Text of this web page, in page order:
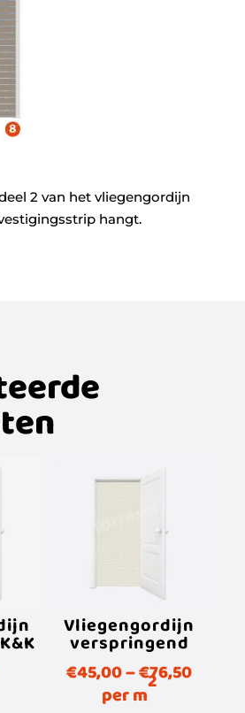
2 van het vliegengordijn
hangt.
Vliegengordijn
verspringend
€45,00–€76,50
per m2